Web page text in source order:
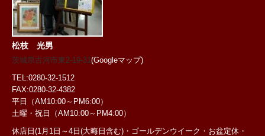
松枝 光男
茨城県古河市東2-19-31 (Googleマップ)
TEL:0280-32-1512
FAX:0280-32-4382
平日（AM10:00～PM6:00）
土曜・祝日
（AM10:00～PM4:00）
休店日(1月1日～4日(大晦日含む)・ゴールデンウイーク・お盆定休・